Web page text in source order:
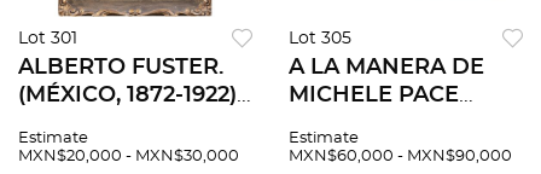
Lot 301
ALBERTO FUSTER.
(MÉXICO, 1872-1922).
Óleo sobre tela
Estimate
MXN$20,000 - MXN$30,000
Lot 305
A LA MANERA DE
MICHELE PACE
CAMPIDOGLIO"
Estimate
MXN$60,000 - MXN$90,000